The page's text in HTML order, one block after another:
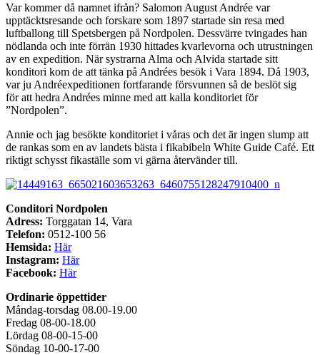
Var kommer då namnet ifrån? Salomon August Andrée var
upptäcktsresande och forskare som 1897 startade sin resa med
luftballong till Spetsbergen på Nordpolen. Dessvärre tvingades han
nödlanda och inte förrän 1930 hittades kvarlevorna och utrustningen
av en expedition. När systrarna Alma och Alvida startade sitt
konditori kom de att tänka på Andrées besök i Vara 1894. Då 1903,
var ju Andréexpeditionen fortfarande försvunnen så de beslöt sig
för att hedra Andrées minne med att kalla konditoriet för
”Nordpolen”.
Annie och jag besökte konditoriet i våras och det är ingen slump att
de rankas som en av landets bästa i fikabibeln White Guide Café. Ett
riktigt schysst fikaställe som vi gärna återvänder till.
Conditori Nordpolen
Adress: Torggatan 14, Vara
Telefon: 0512-100 56
Hemsida: Här
Instagram: Här
Facebook: Här
Ordinarie öppettider
Måndag-torsdag 08.00-19.00
Fredag 08-00-18.00
Lördag 08-00-15-00
Söndag 10-00-17-00